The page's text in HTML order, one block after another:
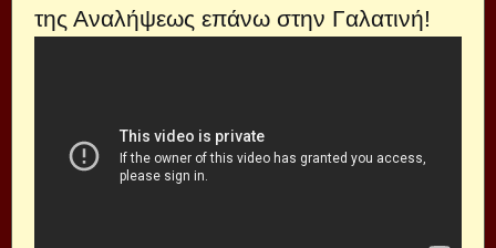
της Αναλήψεως επάνω στην Γαλατινή!